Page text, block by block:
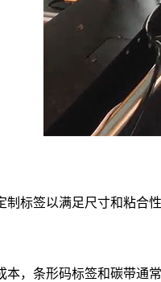
标签以满足尺寸和粘合
，条形码标签和碳带通